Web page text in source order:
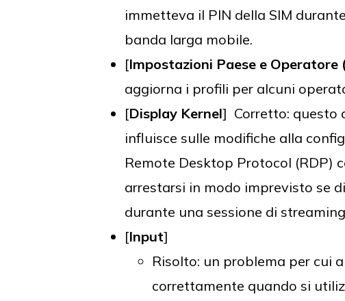
immetteva il PIN della SIM
banda larga mobile.
[Impostazioni Paese e Operatore
aggiorna i profili per alcuni
[Display Kernel] Corretto: questo
influisce sulle modifiche alla
Remote Desktop Protocol (RDP)
arrestarsi in modo imprevisto se
durante una sessione di
[Input]
Risolto: un problema per cui
correttamente quando si